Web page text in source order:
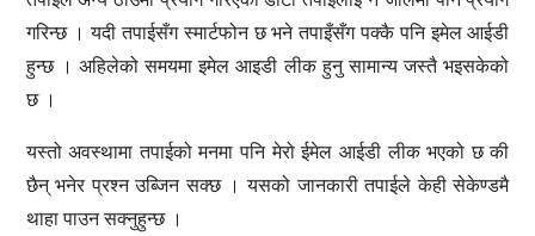
गरिन्छ । यदी तपाईसँग स्मार्टफोन छ भने तपाइँसँग पक्कै पनि इमेल आईडी
हुन्छ । अहिलेको समयमा इमेल आइडी लीक हुनु सामान्य जस्तै भइसकेको
छ ।
यस्तो अवस्थामा तपाईको मनमा पनि मेरो ईमेल आईडी लीक भएको छ की
छैन् भनेर प्रश्न उब्जिन सक्छ । यसको जानकारी तपाईले केही सेकेण्डमै
थाहा पाउन सक्नुहुन्छ ।